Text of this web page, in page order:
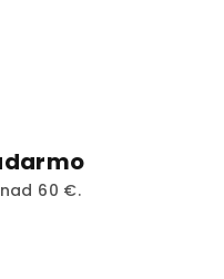
60 €.